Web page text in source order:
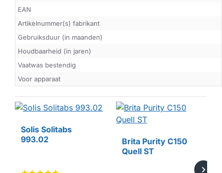
EAN
Artikelnummer(s) fabrikant
Gebruiksduur (in maanden)
Houdbaarheid (in jaren)
Vaatwas bestendig
Voor apparaat
Solis Solitabs
993.02
Brita Purity C150
Quell ST